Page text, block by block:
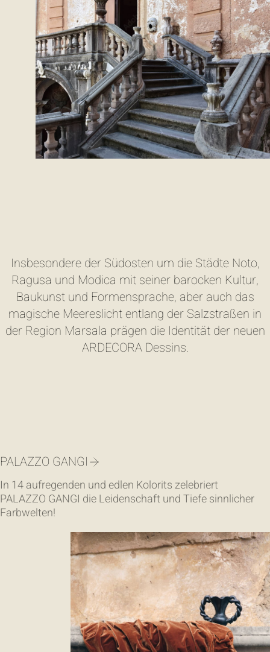
Insbesondere der Südosten um die Städte Noto,
Ragusa und Modica mit seiner barocken Kultur,
Baukunst und Formensprache, aber auch das
magische Meereslicht entlang der Salzstraßen in
der Region Marsala prägen die Identität der neuen
ARDECORA Dessins.
PALAZZO GANGI
In 14 aufregenden und edlen Kolorits zelebriert
PALAZZO GANGI die Leidenschaft und Tiefe sinnlicher
Farbwelten!